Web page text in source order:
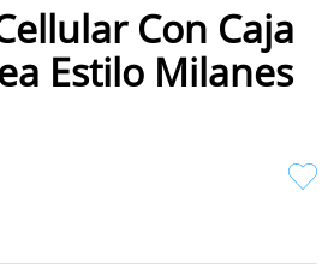
Con Caja
Estilo Milanes